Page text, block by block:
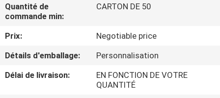
CONTRÔLE
DE
QUALITÉ
Quantité de
commande min:
CARTON DE 50
Prix:
Negotiable price
Détails d'emballage:
Personnalisation
Délai de livraison:
EN FONCTION DE VOTRE
QUANTITÉ